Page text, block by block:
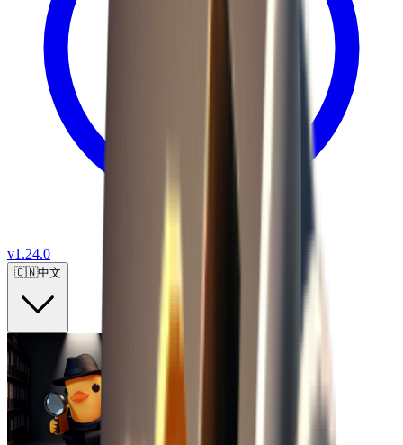
v1.24.0
🇨🇳中文